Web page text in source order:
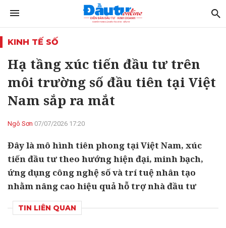
KINH TẾ SỐ
Hạ tầng xúc tiến đầu tư trên
môi trường số đầu tiên tại Việt
Nam sắp ra mắt
Ngô Sơn 07/07/2026 17:20
Đây là mô hình tiên phong tại Việt Nam, xúc
tiến đầu tư theo hướng hiện đại, minh bạch,
ứng dụng công nghệ số và trí tuệ nhân tạo
nhằm nâng cao hiệu quả hỗ trợ nhà đầu tư
TIN LIÊN QUAN